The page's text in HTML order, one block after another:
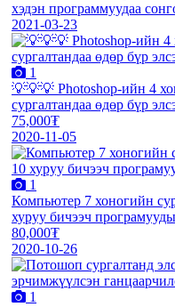
хэдэн программуудаа
2021-03-23
1
💡💡💡 Photoshop-ийн 4
сургалтандаа өдөр бүр
75,000₮
2020-11-05
1
Компьютер 7 хоногийн
хуруу бичээч
80,000₮
2020-10-26
1